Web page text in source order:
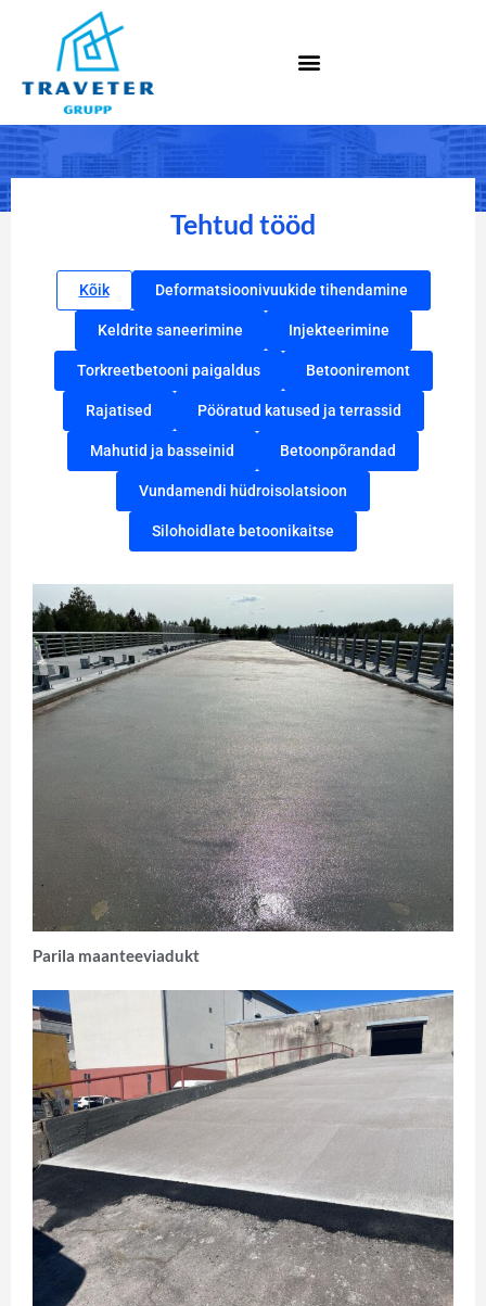
Tehtud tööd
Kõik Deformatsioonivuukide tihendamine
Keldrite saneerimine Injekteerimine
Torkreetbetooni paigaldus Betooniremont
Rajatised Pööratud katused ja terrassid
Mahutid ja basseinid Betoonpõrandad
Vundamendi hüdroisolatsioon
Silohoidlate betoonikaitse
Parila maanteeviadukt